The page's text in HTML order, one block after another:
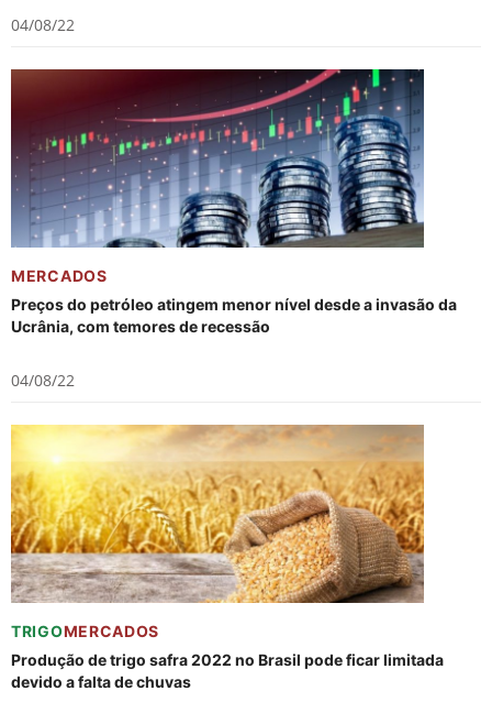
04/08/22
MERCADOS
Preços do petróleo atingem menor nível desde a invasão da
Ucrânia, com temores de recessão
04/08/22
TRIGOMERCADOS
Produção de trigo safra 2022 no Brasil pode ficar limitada
devido a falta de chuvas